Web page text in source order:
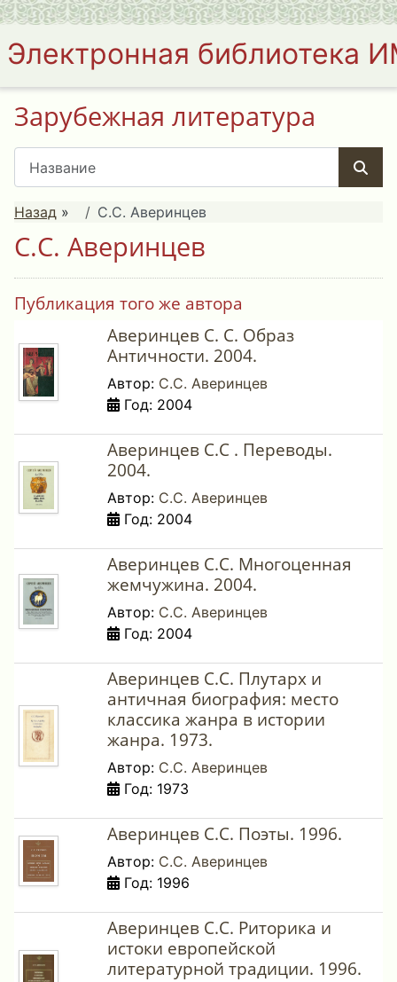
Электронная библиотека
Зарубежная литература
Назад » С.С. Аверинцев
С.С. Аверинцев
Публикация того же автора
Аверинцев С. С. Образ
Античности. 2004.
Автор: С.С. Аверинцев
Год: 2004
Аверинцев С.С . Переводы.
2004.
Автор: С.С. Аверинцев
Год: 2004
Аверинцев С.С. Многоценная
жемчужина. 2004.
Автор: С.С. Аверинцев
Год: 2004
Аверинцев С.С. Плутарх и
античная биография: место
классика жанра в истории
жанра. 1973.
Автор: С.С. Аверинцев
Год: 1973
Аверинцев С.С. Поэты. 1996.
Автор: С.С. Аверинцев
Год: 1996
Аверинцев С.С. Риторика и
истоки европейской
литературной традиции. 1996.